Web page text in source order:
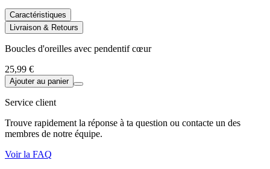
Caractéristiques
Livraison & Retours
Boucles d'oreilles avec pendentif cœur
25,99 €
Ajouter au panier
Service client
Trouve rapidement la réponse à ta question ou contacte un des
membres de notre équipe.
Voir la FAQ